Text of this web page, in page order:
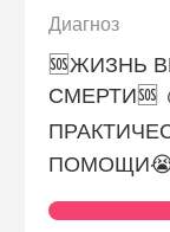
Диагноз
🆘ЖИЗНЬ
СМЕРТИ🆘